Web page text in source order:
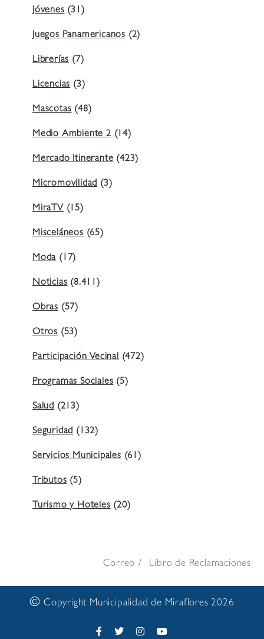
Jóvenes(31)
Juegos Panamericanos (2)
Librerías(7)
Licencias(3)
Mascotas(48)
Medio Ambiente 2(14)
Mercado Itinerante(423)
Micromovilidad(3)
MiraTV(15)
Misceláneos(65)
Moda(17)
Noticias(8.411)
Obras (57)
Otros (53)
Participación Vecinal(472)
Programas Sociales(5)
Salud (213)
Seguridad(132)
Servicios Municipales(61)
Tributos(5)
Turismo y Hoteles(20)
Correo Libro de Reclamaciones
© Copyright Municipalidad de Miraflores 2026